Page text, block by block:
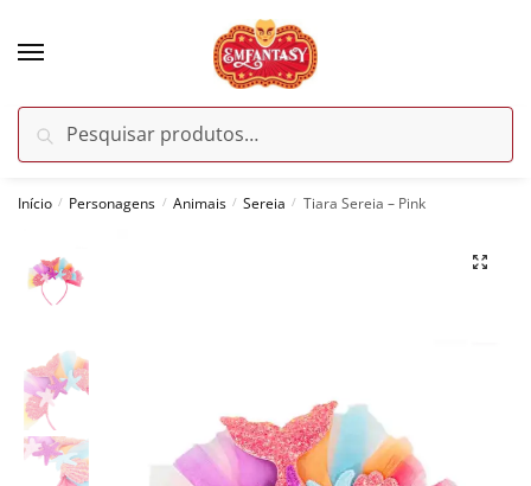
por:
Pesquisar
Início / Personagens / Animais / Sereia / Tiara Sereia – Pink